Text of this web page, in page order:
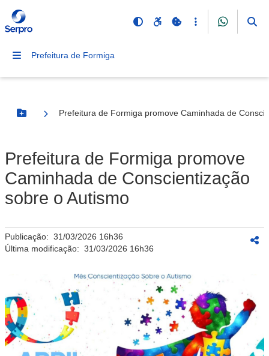
Prefeitura de Formiga
Botão Menu
Prefeitura de Formiga promove Caminhada de
Prefeitura de Formiga promove
Caminhada de Conscientização
sobre o Autismo
Publicação: 31/03/2026 16h36
Última modificação: 31/03/2026 16h36